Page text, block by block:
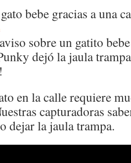
bebe gracias a una
sobre un gatito
dejó la jaula
en la calle requiere
capturadoras
dejar la jaula trampa.